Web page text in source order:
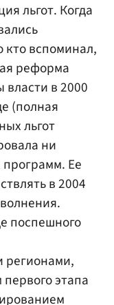
льгот. Когда
кто вспоминал,
реформа
власти в 2000
(полная
льгот
ни
Ее
в 2004
поспешного
регионами,
этапа